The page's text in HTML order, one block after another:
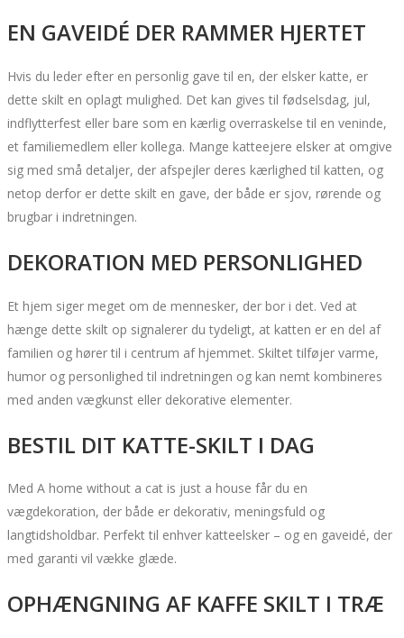
EN GAVEIDÉ DER RAMMER HJERTET
Hvis du leder efter en personlig gave til en, der elsker katte, er
dette skilt en oplagt mulighed. Det kan gives til fødselsdag, jul,
indflytterfest eller bare som en kærlig overraskelse til en veninde,
et familiemedlem eller kollega. Mange katteejere elsker at omgive
sig med små detaljer, der afspejler deres kærlighed til katten, og
netop derfor er dette skilt en gave, der både er sjov, rørende og
brugbar i indretningen.
DEKORATION MED PERSONLIGHED
Et hjem siger meget om de mennesker, der bor i det. Ved at
hænge dette skilt op signalerer du tydeligt, at katten er en del af
familien og hører til i centrum af hjemmet. Skiltet tilføjer varme,
humor og personlighed til indretningen og kan nemt kombineres
med anden vægkunst eller dekorative elementer.
BESTIL DIT KATTE-SKILT I DAG
Med A home without a cat is just a house får du en
vægdekoration, der både er dekorativ, meningsfuld og
langtidsholdbar. Perfekt til enhver katteelsker – og en gaveidé, der
med garanti vil vække glæde.
OPHÆNGNING AF KAFFE SKILT I TRÆ